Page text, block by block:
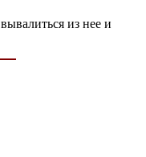
из нее и